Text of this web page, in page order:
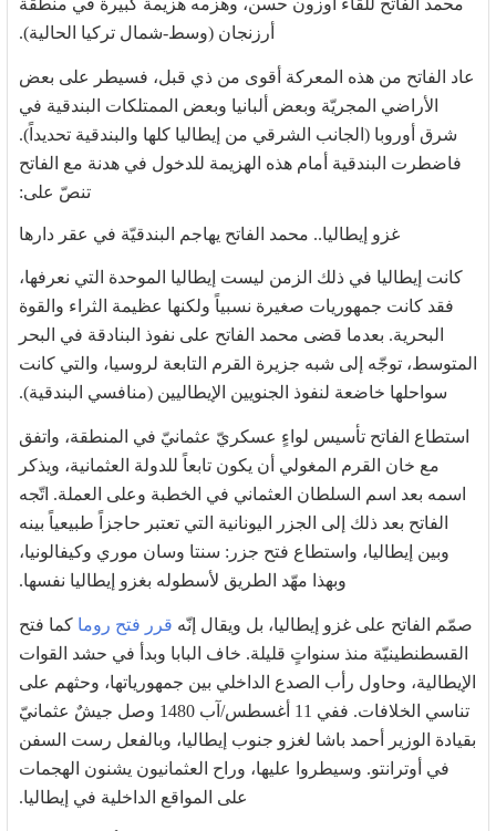
أرزنجان (وسط-شمال تركيا الحالية).
عاد الفاتح من هذه المعركة أقوى من ذي قبل، فسيطر على بعض
الأراضي المجريّة وبعض ألبانيا وبعض الممتلكات البندقية في
شرق أوروبا (الجانب الشرقي من إيطاليا كلها والبندقية تحديداً).
فاضطرت البندقية أمام هذه الهزيمة للدخول في هدنة مع الفاتح
تنصّ على:
غزو إيطاليا.. محمد الفاتح يهاجم البندقيّة في عقر دارها
كانت إيطاليا في ذلك الزمن ليست إيطاليا الموحدة التي نعرفها،
فقد كانت جمهوريات صغيرة نسبياً ولكنها عظيمة الثراء والقوة
البحرية. بعدما قضى محمد الفاتح على نفوذ البنادقة في البحر
المتوسط، توجّه إلى شبه جزيرة القرم التابعة لروسيا، والتي كانت
سواحلها خاضعة لنفوذ الجنويين الإيطاليين (منافسي البندقية).
استطاع الفاتح تأسيس لواءٍ عسكريّ عثمانيّ في المنطقة، واتفق
مع خان القرم المغولي أن يكون تابعاً للدولة العثمانية، ويذكر
اسمه بعد اسم السلطان العثماني في الخطبة وعلى العملة. اتّجه
الفاتح بعد ذلك إلى الجزر اليونانية التي تعتبر حاجزاً طبيعياً بينه
وبين إيطاليا، واستطاع فتح جزر: سنتا وسان موري وكيفالونيا،
وبهذا مهّد الطريق لأسطوله بغزو إيطاليا نفسها.
صمّم الفاتح على غزو إيطاليا، بل ويقال إنّه قرر فتح روما كما فتح
القسطنطينيّة منذ سنواتٍ قليلة. خاف البابا وبدأ في حشد القوات
الإيطالية، وحاول رأب الصدع الداخلي بين جمهورياتها، وحثهم على
تناسي الخلافات. ففي 11 أغسطس/آب 1480 وصل جيشٌ عثمانيّ
بقيادة الوزير أحمد باشا لغزو جنوب إيطاليا، وبالفعل رست السفن
في أوترانتو. وسيطروا عليها، وراح العثمانيون يشنون الهجمات
على المواقع الداخلية في إيطاليا.